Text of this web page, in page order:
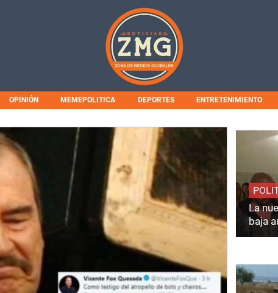
OPINIÓN MEMEPOLITICA DEPORTES ENTRETENIMIENTO
La
baja